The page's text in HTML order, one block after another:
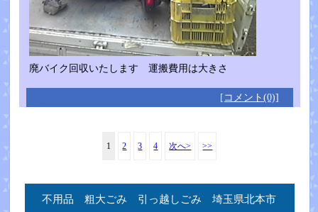
廃バイク回収いたします 運搬費用は大きさ
[コメント(0)]
1 2 3 4 次へ> >>
不用品 粗大ごみ 引っ越しごみ 埼玉県北本市